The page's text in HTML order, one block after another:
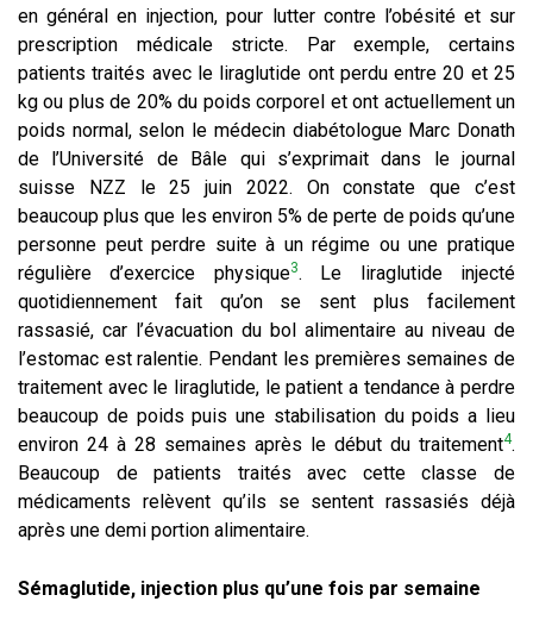
en général en injection, pour lutter contre l’obésité et sur
prescription médicale stricte. Par exemple, certains
patients traités avec le liraglutide ont perdu entre 20 et 25
kg ou plus de 20% du poids corporel et ont actuellement un
poids normal, selon le médecin diabétologue Marc Donath
de l’Université de Bâle qui s’exprimait dans le journal
suisse NZZ le 25 juin 2022. On constate que c’est
beaucoup plus que les environ 5% de perte de poids qu’une
personne peut perdre suite à un régime ou une pratique
régulière d’exercice physique3. Le liraglutide injecté
quotidiennement fait qu’on se sent plus facilement
rassasié, car l’évacuation du bol alimentaire au niveau de
l’estomac est ralentie. Pendant les premières semaines de
traitement avec le liraglutide, le patient a tendance à perdre
beaucoup de poids puis une stabilisation du poids a lieu
environ 24 à 28 semaines après le début du traitement4.
Beaucoup de patients traités avec cette classe de
médicaments relèvent qu’ils se sentent rassasiés déjà
après une demi portion alimentaire.
Sémaglutide, injection plus qu’une fois par semaine